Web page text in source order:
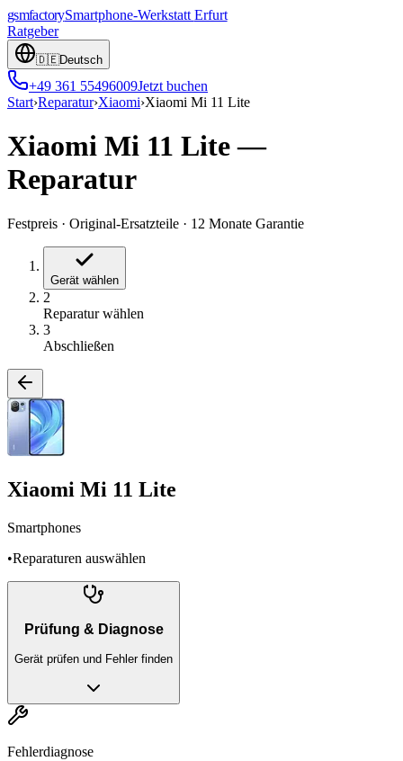
gsmfactorySmartphone-Werkstatt Erfurt
Ratgeber
🇩🇪Deutsch
+49 361 55496009Jetzt buchen
Start›Reparatur›Xiaomi›Xiaomi Mi 11 Lite
Xiaomi Mi 11 Lite—
Reparatur
Festpreis · Original-Ersatzteile · 12 Monate Garantie
Gerät wählen
2
Reparatur wählen
3
Abschließen
Xiaomi Mi 11 Lite
Smartphones
•Reparaturen auswählen
Prüfung & Diagnose
Gerät prüfen und Fehler finden
Fehlerdiagnose